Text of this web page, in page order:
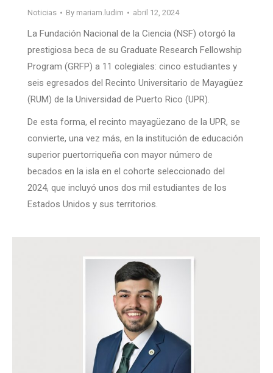
Noticias By mariam.ludim abril 12, 2024
La Fundación Nacional de la Ciencia (NSF) otorgó la
prestigiosa beca de su Graduate Research Fellowship
Program (GRFP) a 11 colegiales: cinco estudiantes y
seis egresados del Recinto Universitario de Mayagüez
(RUM) de la Universidad de Puerto Rico (UPR).
De esta forma, el recinto mayagüezano de la UPR, se
convierte, una vez más, en la institución de educación
superior puertorriqueña con mayor número de
becados en la isla en el cohorte seleccionado del
2024, que incluyó unos dos mil estudiantes de los
Estados Unidos y sus territorios.